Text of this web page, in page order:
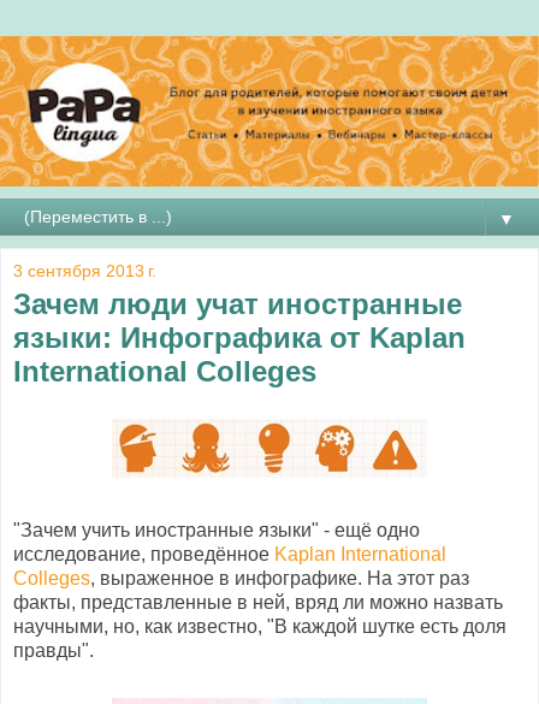
▼
3 сентября 2013 г.
Зачем люди учат иностранные
языки: Инфографика от Kaplan
International Colleges
"Зачем учить иностранные языки" - ещё одно
исследование, проведённое Kaplan International
Colleges, выраженное в инфографике. На этот раз
факты, представленные в ней, вряд ли можно назвать
научными, но, как известно, "В каждой шутке есть доля
правды".